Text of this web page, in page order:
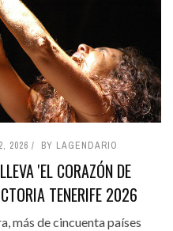
2026 BY LAGENDARIO
'EL CORAZÓN DE
TENERIFE 2026
más de cincuenta países